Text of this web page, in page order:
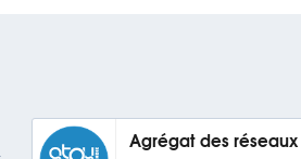
Agrégat des